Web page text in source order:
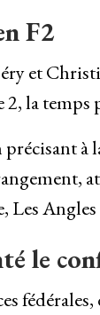
F2
et
la temps
à
Les Angles
le